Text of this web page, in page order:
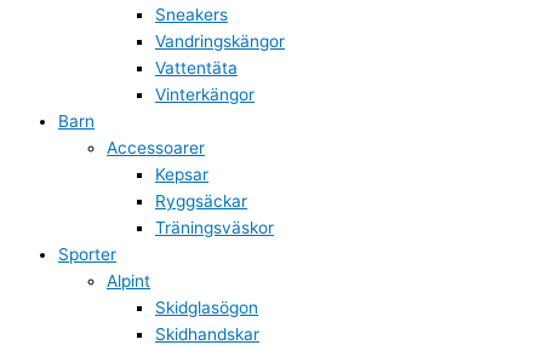
Sneakers
Vandringskängor
Vattentäta
Vinterkängor
Barn
Accessoarer
Kepsar
Ryggsäckar
Träningsväskor
Sporter
Alpint
Skidglasögon
Skidhandskar